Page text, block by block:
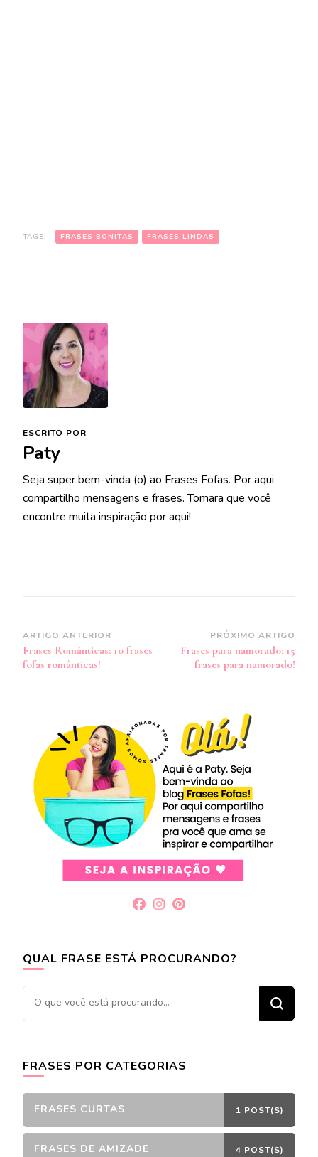
TAGS: FRASES BONITAS FRASES LINDAS
ESCRITO POR
Paty
Seja super bem-vinda (o) ao Frases Fofas. Por aqui
compartilho mensagens e frases. Tomara que você
encontre muita inspiração por aqui!
Navegação
de
ARTIGO ANTERIOR
Frases Românticas: 10 frases
fofas românticas!
PRÓXIMO ARTIGO
Frases para namorado: 15
frases para namorado!
QUAL FRASE ESTÁ PROCURANDO?
Procurando
algo?
FRASES POR CATEGORIAS
FRASES CURTAS 1 POST(S)
FRASES DE AMIZADE 4 POST(S)